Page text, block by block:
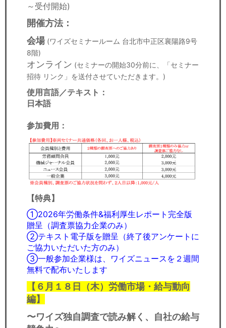
～受付開始)​
開催方法：
会場 (ワイズセミナールーム 台北市中正区襄陽路9号
8階)
オンライン (セミナーの開始30分前に、「セミナー
招待 リンク」を送付させていただきます。)
使用言語／テキスト：
日本語
参加費用 ：
【特典】
①2026年労働条件&福利厚生レポート完全版
贈呈（調査票協力企業のみ）
②テキスト電子版を贈呈（終了後アンケートに
ご協力いただいた方のみ）
③一般参加企業様は、ワイズニュースを２週間
無料で配布いたします
【６月１８日（木）労働市場・給与動向
編】
〜ワイズ独自調査で読み解く、自社の給与